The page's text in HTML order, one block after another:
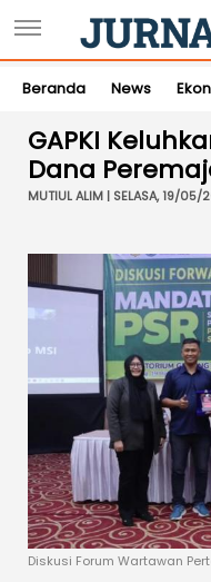
Beranda News
GAPKI
Dana
MUTIUL ALIM | SELASA, 19/
Diskusi Forum Wartawan